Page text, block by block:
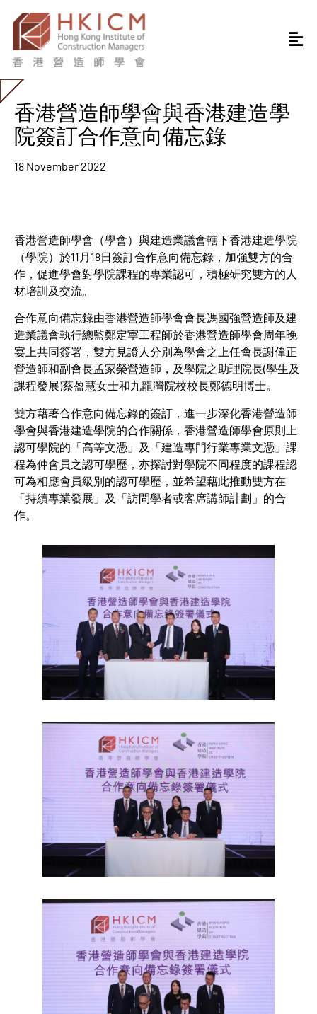
香港營造師學會與香港建造學
院簽訂合作意向備忘錄
18 November 2022
香港營造師學會（學會）與建造業議會轄下香港建造學院
（學院）於11月18日簽訂合作意向備忘錄，加強雙方的合
作，促進學會對學院課程的專業認可，積極研究雙方的人
材培訓及交流。
合作意向備忘錄由香港營造師學會會長馮國強營造師及建
造業議會執行總監鄭定寕工程師於香港營造師學會周年晚
宴上共同簽署，雙方見證人分別為學會之上任會長謝偉正
營造師和副會長孟家榮營造師，及學院之助理院長(學生及
課程發展)蔡盈慧女士和九龍灣院校校長鄭德明博士。
雙方藉著合作意向備忘錄的簽訂，進一步深化香港營造師
學會與香港建造學院的合作關係，香港營造師學會原則上
認可學院的「高等文憑」及「建造專門行業專業文憑」課
程為仲會員之認可學歷，亦探討對學院不同程度的課程認
可為相應會員級別的認可學歷，並希望藉此推動雙方在
「持續專業發展」及「訪問學者或客席講師計劃」的合
作。